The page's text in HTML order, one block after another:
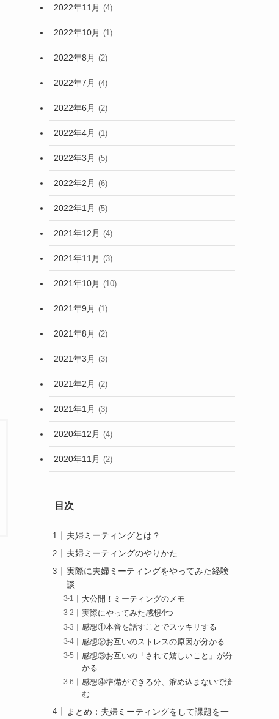
2022年11月 (4)
2022年10月 (1)
2022年8月 (2)
2022年7月 (4)
2022年6月 (2)
2022年4月 (1)
2022年3月 (5)
2022年2月 (6)
2022年1月 (5)
2021年12月 (4)
2021年11月 (3)
2021年10月 (10)
2021年9月 (1)
2021年8月 (2)
2021年3月 (3)
2021年2月 (2)
2021年1月 (3)
2020年12月 (4)
2020年11月 (2)
目次
夫婦ミーティングとは？
夫婦ミーティングのやりかた
実際に夫婦ミーティングをやってみた経験
談
大公開！ミーティングのメモ
実際にやってみた感想4つ
感想①本音を話すことでスッキリする
感想②お互いのストレスの原因が分かる
感想③お互いの「されて嬉しいこと」が分
かる
感想④準備ができる分、溜め込まないで済
む
まとめ：夫婦ミーティングをして課題を一